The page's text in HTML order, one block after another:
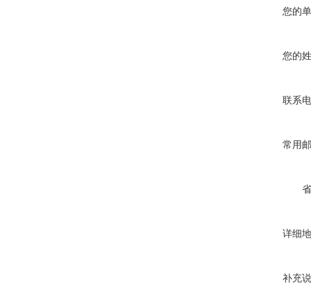
您的
您的
联系
常用
详细
补充